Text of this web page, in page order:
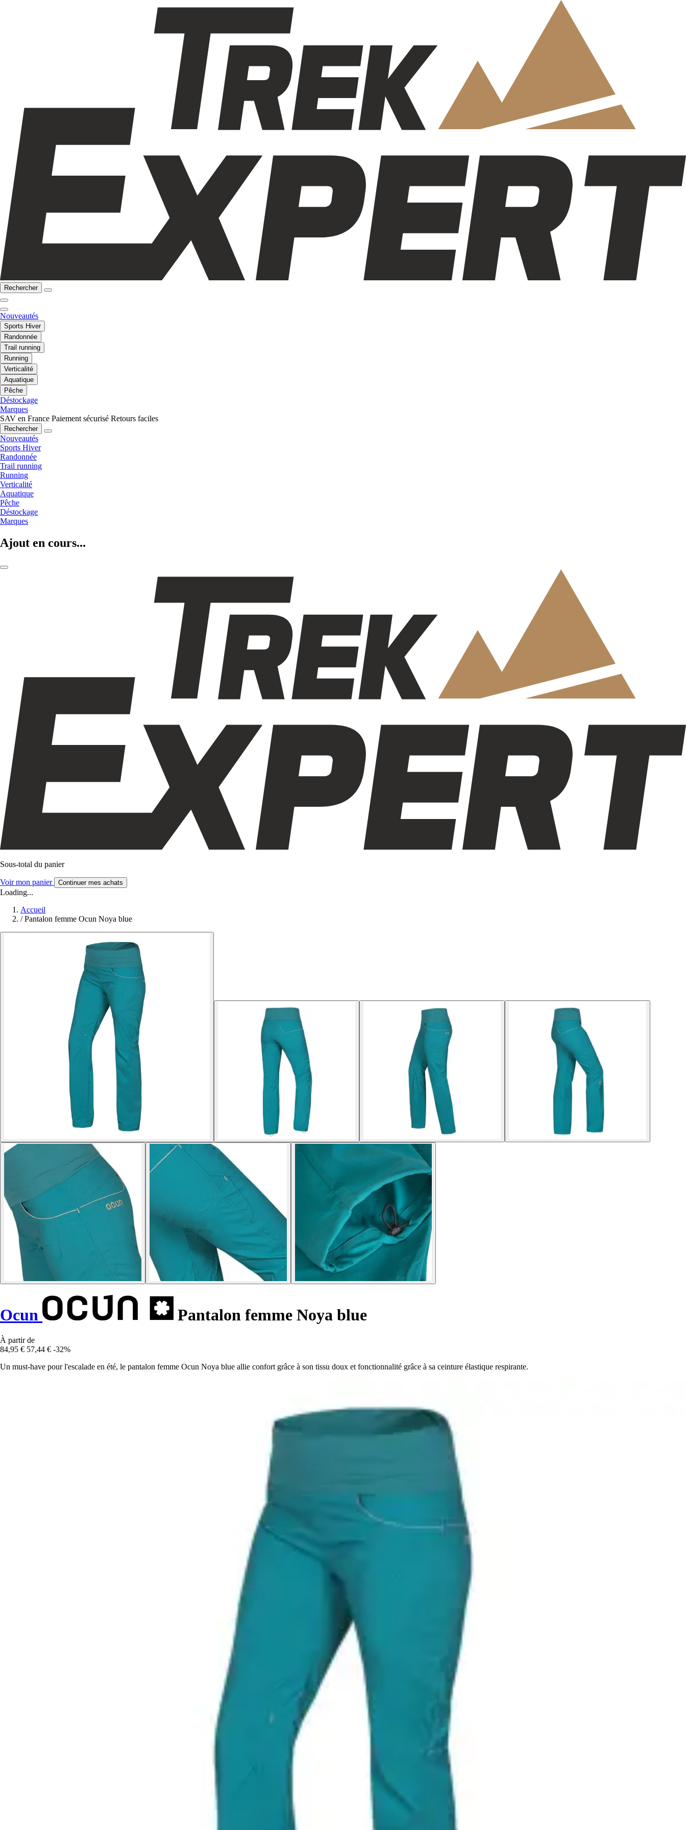
Rechercher
Nouveautés
Sports Hiver
Randonnée
Trail running
Running
Verticalité
Aquatique
Pêche
Déstockage
Marques
SAV en France Paiement sécurisé Retours faciles
Rechercher
Nouveautés
Sports Hiver
Randonnée
Trail running
Running
Verticalité
Aquatique
Pêche
Déstockage
Marques
Ajout en cours...
Sous-total du panier
Voir mon panier Continuer mes achats
Loading...
Accueil
/ Pantalon femme Ocun Noya blue
Ocun Pantalon femme Noya blue
À partir de
84,95 € 57,44 € -32%
Un must-have pour l'escalade en été, le pantalon femme Ocun Noya blue allie confort grâce à son tissu doux et fonctionnalité grâce à sa ceinture élastique respirante.